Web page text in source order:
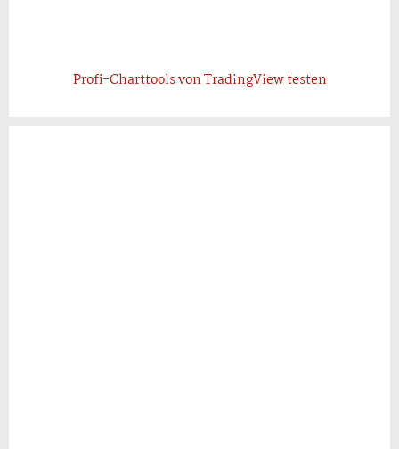
Profi-Charttools von TradingView testen